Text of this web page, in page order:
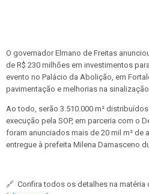
O governador Elmano de Freitas
de R$ 230 milhões em investimentos
evento no Palácio da Abolição, em
pavimentação e melhorias na
Ao todo, serão 3.510.000 m²
execução pela SOP, em parceria com o
foram anunciados mais de 20 mil m² de
entregue à prefeita Milena Damasceno
🔗 Confira todos os detalhes na